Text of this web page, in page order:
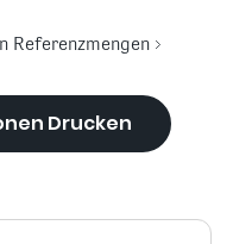
Referenzmengen
Drucken